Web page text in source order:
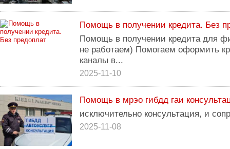
Помощь в получении кредита. Без
Помощь в получении крeдита для
не работаем) Помогаeм оформить
кaналы в...
2025-11-10
Помощь в мрэо гибдд гаи
исключительно консультация, и
2025-11-08